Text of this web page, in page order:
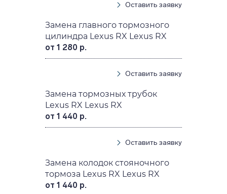
Оставить заявку
Замена главного тормозного
цилиндра Lexus RX Lexus RX
от 1 280 р.
Оставить заявку
Замена тормозных трубок
Lexus RX Lexus RX
от 1 440 р.
Оставить заявку
Замена колодок стояночного
тормоза Lexus RX Lexus RX
от 1 440 р.